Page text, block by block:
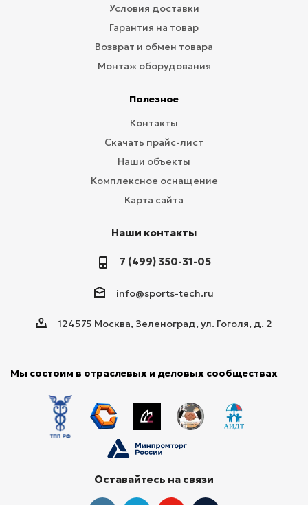
Условия доставки
Гарантия на товар
Возврат и обмен товара
Монтаж оборудования
Полезное
Контакты
Скачать прайс-лист
Наши объекты
Комплексное оснащение
Карта сайта
Наши контакты
7 (499) 350-31-05
info@sports-tech.ru
124575 Москва, Зеленоград, ул. Гоголя, д. 2
Мы состоим в отраслевых и деловых сообществах
Оставайтесь на связи